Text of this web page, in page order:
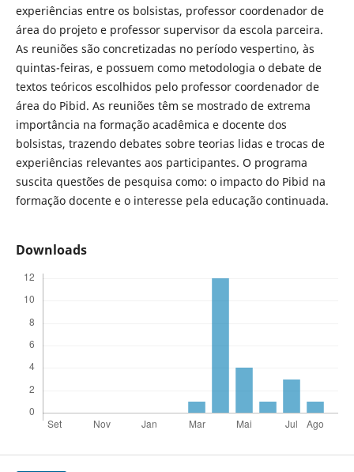
experiências entre os bolsistas, professor coordenador de
área do projeto e professor supervisor da escola parceira.
As reuniões são concretizadas no período vespertino, às
quintas-feiras, e possuem como metodologia o debate de
textos teóricos escolhidos pelo professor coordenador de
área do Pibid. As reuniões têm se mostrado de extrema
importância na formação acadêmica e docente dos
bolsistas, trazendo debates sobre teorias lidas e trocas de
experiências relevantes aos participantes. O programa
suscita questões de pesquisa como: o impacto do Pibid na
formação docente e o interesse pela educação continuada.
Downloads